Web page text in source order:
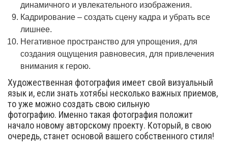
динамичного и увлекательного изображения.
Кадрирование – создать сцену кадра и убрать все
лишнее.
Негативное пространство для упрощения, для
создания ощущения равновесия, для привлечения
внимания к герою.
Художественная фотография имеет свой визуальный
язык и, если знать хотябьі несколько важных приемов,
то уже можно создать свою сильную
фотографию. Именно такая фотография положит
начало новому авторскому проекту. Который, в свою
очередь, станет основой вашего собственного стиля!